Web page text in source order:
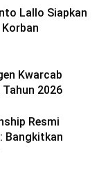
Lallo Siapkan
Kwarcab
2026
Resmi
Bangkitkan